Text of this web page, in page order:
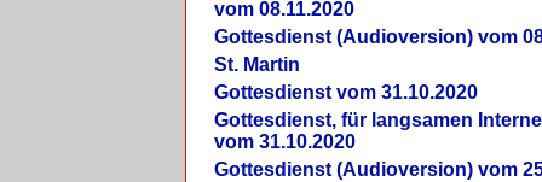
vom 08.11.2020
Gottesdienst (Audioversion) vom
St. Martin
Gottesdienst vom 31.10.2020
Gottesdienst, für langsamen
vom 31.10.2020
Gottesdienst (Audioversion) vom